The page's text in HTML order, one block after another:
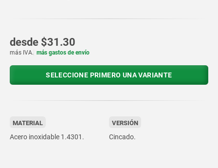
desde $31.30
más IVA. más gastos de envío
SELECCIONE PRIMERO UNA VARIANTE
MATERIAL
Acero inoxidable 1.4301.
VERSIÓN
Cincado.